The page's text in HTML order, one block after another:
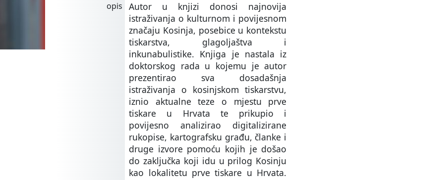
opis
Autor u knjizi donosi najnovija
istraživanja o kulturnom i povijesnom
značaju Kosinja, posebice u kontekstu
tiskarstva, glagoljaštva i
inkunabulistike. Knjiga je nastala iz
doktorskog rada u kojemu je autor
prezentirao sva dosadašnja
istraživanja o kosinjskom tiskarstvu,
iznio aktualne teze o mjestu prve
tiskare u Hrvata te prikupio i
povijesno analizirao digitalizirane
rukopise, kartografsku građu, članke i
druge izvore pomoću kojih je došao
do zaključka koji idu u prilog Kosinju
kao lokalitetu prve tiskare u Hrvata.